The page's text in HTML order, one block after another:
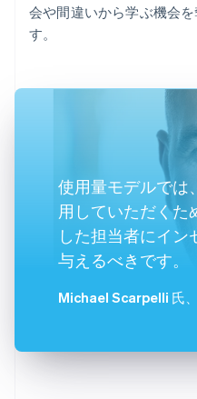
会や間違いから学ぶ機会
す。
使用量モデルでは
用していただくた
した担当者にイン
与えるべきです。
Michael Scarpelli 氏